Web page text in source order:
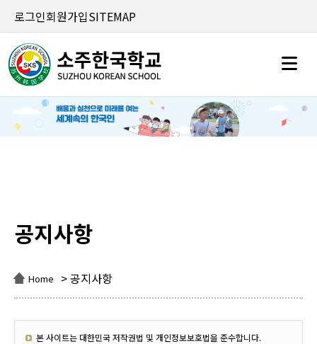
로그인회원가입SITEMAP
공지사항
Home > 공지사항
본 사이트는 대한민국 저작권법 및 개인정보보호법을 준수합니다.